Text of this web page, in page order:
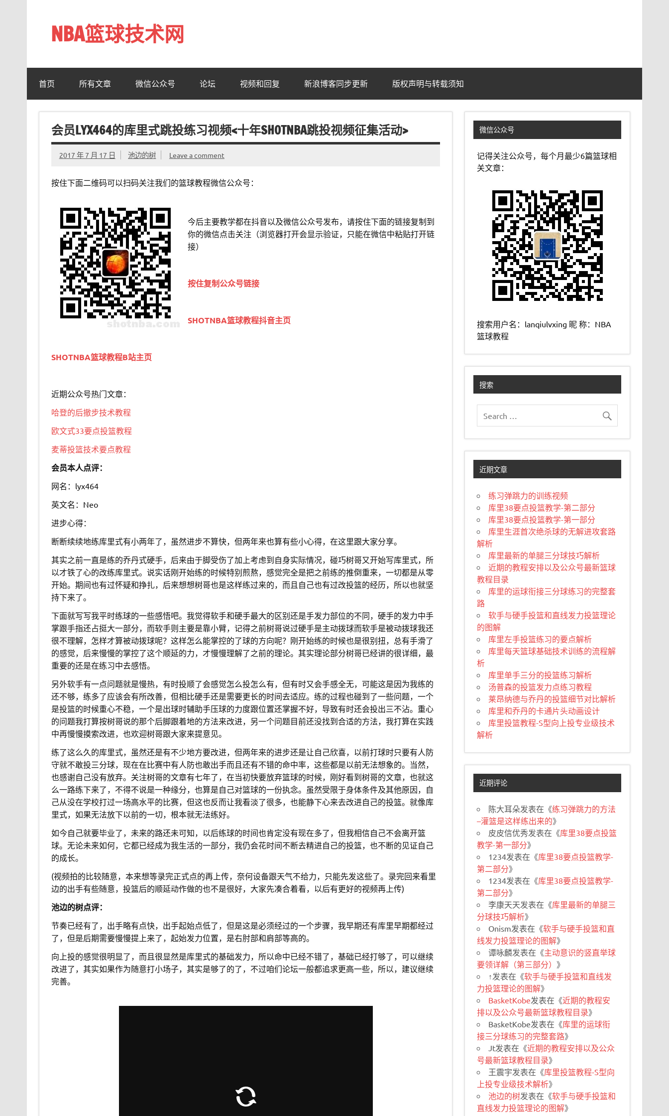
NBA篮球技术网
首页 所有文章 微信公众号 论坛 视频和回复 新浪博客同步更新 版权声明与转载须知
会员LYX464的库里式跳投练习视频<十年SHOTNBA跳投视频征集活动>
2017 年 7 月 17 日 池边的树 Leave a comment
按住下面二维码可以扫码关注我们的篮球教程微信公众号：
今后主要教学都在抖音以及微信公众号发布，请按住下面的链接复制到
你的微信点击关注（浏览器打开会显示验证，只能在微信中粘贴打开链
接）
按住复制公众号链接
SHOTNBA篮球教程抖音主页
SHOTNBA篮球教程B站主页
近期公众号热门文章：
哈登的后撤步技术教程
欧文式33要点投篮教程
麦蒂投篮技术要点教程
会员本人点评：
网名：lyx464
英文名：Neo
进步心得：
断断续续地练库里式有小两年了，虽然进步不算快，但两年来也算有些小心得，在这里跟大家分享。
其实之前一直是练的乔丹式硬手，后来由于脚受伤了加上考虑到自身实际情况，碰巧树哥又开始写库里式，所
以才铁了心的改练库里式。说实话刚开始练的时候特别煎熬，感觉完全是把之前练的推倒重来，一切都是从零
开始。期间也有过怀疑和挣扎，后来想想树哥也是这样练过来的，而且自己也有过改投篮的经历，所以也就坚
持下来了。
下面就写写我平时练球的一些感悟吧。我觉得软手和硬手最大的区别还是手发力部位的不同，硬手的发力中手
掌跟手指还占挺大一部分，而软手则主要是靠小臂，记得之前树哥说过硬手是主动拨球而软手是被动拨球我还
很不理解，怎样才算被动拨球呢？这样怎么能掌控的了球的方向呢？刚开始练的时候也是很别扭，总有手滑了
的感觉，后来慢慢的掌控了这个顺延的力，才慢慢理解了之前的理论。其实理论部分树哥已经讲的很详细，最
重要的还是在练习中去感悟。
另外软手有一点问题就是慢热，有时投顺了会感觉怎么投怎么有，但有时又会手感全无，可能这是因为我练的
还不够，练多了应该会有所改善，但相比硬手还是需要更长的时间去适应。练的过程也碰到了一些问题，一个
是投篮的时候重心不稳，一个是出球时辅助手压球的力度跟位置还掌握不好，导致有时还会投出三不沾。重心
的问题我打算按树哥说的那个后脚跟着地的方法来改进，另一个问题目前还没找到合适的方法，我打算在实践
中再慢慢摸索改进，也欢迎树哥跟大家来提意见。
练了这么久的库里式，虽然还是有不少地方要改进，但两年来的进步还是让自己欣喜，以前打球时只要有人防
守就不敢投三分球，现在在比赛中有人防也敢出手而且还有不错的命中率，这些都是以前无法想象的。当然，
也感谢自己没有放弃。关注树哥的文章有七年了，在当初快要放弃篮球的时候，刚好看到树哥的文章，也就这
么一路练下来了，不得不说是一种缘分，也算是自己对篮球的一份执念。虽然受限于身体条件及其他原因，自
己从没在学校打过一场高水平的比赛，但这也反而让我看淡了很多，也能静下心来去改进自己的投篮。就像库
里式，如果无法放下以前的一切，根本就无法练好。
如今自己就要毕业了，未来的路还未可知，以后练球的时间也肯定没有现在多了，但我相信自己不会离开篮
球。无论未来如何，它都已经成为我生活的一部分，我仍会花时间不断去精进自己的投篮，也不断的见证自己
的成长。
(视频拍的比较随意，本来想等录完正式点的再上传，奈何设备跟天气不给力，只能先发这些了。录完回来看里
边的出手有些随意，投篮后的顺延动作做的也不是很好，大家先凑合着看，以后有更好的视频再上传)
池边的树点评：
节奏已经有了，出手略有点快，出手起始点低了，但是这是必须经过的一个步骤，我早期还有库里早期都经过
了，但是后期需要慢慢提上来了，起始发力位置，是右肘部和肩部等高的。
向上投的感觉很明显了，而且很显然是库里式的基础发力，所以命中已经不错了，基础已经打够了，可以继续
改进了，其实如果作为随意打小场子，其实是够了的了，不过咱们论坛一般都追求更高一些，所以，建议继续
完善。
微信公众号
记得关注公众号，每个月最少6篇篮球相
关文章：
搜索用户名：lanqiulvxing 昵 称：NBA
篮球教程
搜索
近期文章
练习弹跳力的训练视频
库里38要点投篮教学-第二部分
库里38要点投篮教学-第一部分
库里生涯首次绝杀球的无解进攻套路
解析
库里最新的单腿三分球技巧解析
近期的教程安排以及公众号最新篮球
教程目录
库里的运球衔接三分球练习的完整套
路
软手与硬手投篮和直线发力投篮理论
的图解
库里左手投篮练习的要点解析
库里每天篮球基础技术训练的流程解
析
库里单手三分的投篮练习解析
汤普森的投篮发力点练习教程
莱昂纳德与乔丹的投篮细节对比解析
库里和乔丹的卡通片头动画设计
库里投篮教程-S型向上投专业级技术
解析
近期评论
陈大耳朵发表在《练习弹跳力的方法
–灌篮是这样练出来的》
皮皮信优秀发表在《库里38要点投篮
教学-第一部分》
1234发表在《库里38要点投篮教学-
第二部分》
1234发表在《库里38要点投篮教学-
第二部分》
李康天天发表在《库里最新的单腿三
分球技巧解析》
Onism发表在《软手与硬手投篮和直
线发力投篮理论的图解》
谭咏麟发表在《主动意识的竖直举球
要领详解（第三部分）》
↑发表在《软手与硬手投篮和直线发
力投篮理论的图解》
BasketKobe发表在《近期的教程安
排以及公众号最新篮球教程目录》
BasketKobe发表在《库里的运球衔
接三分球练习的完整套路》
Jt发表在《近期的教程安排以及公众
号最新篮球教程目录》
王震宇发表在《库里投篮教程-S型向
上投专业级技术解析》
池边的树发表在《软手与硬手投篮和
直线发力投篮理论的图解》